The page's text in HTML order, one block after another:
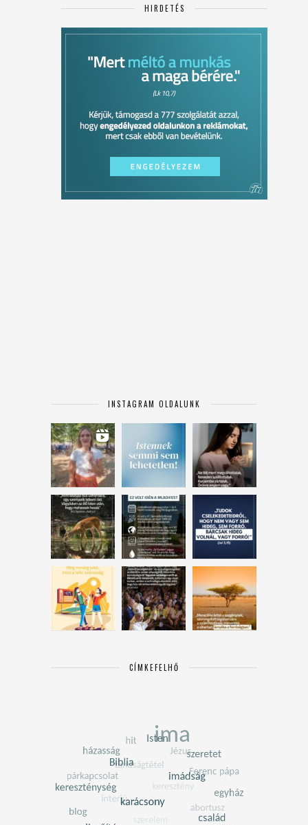
HIRDETÉS
INSTAGRAM OLDALUNK
CÍMKEFELHŐ